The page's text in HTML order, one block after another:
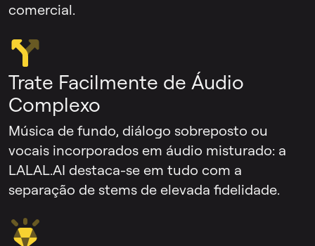
comercial.
Trate Facilmente de Áudio
Complexo
Música de fundo, diálogo sobreposto ou
vocais incorporados em áudio misturado: a
LALAL.AI destaca-se em tudo com a
separação de stems de elevada fidelidade.